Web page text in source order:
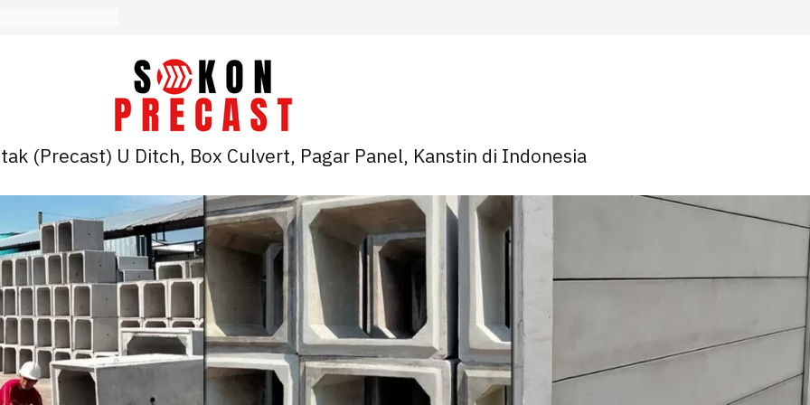
(Precast) U Ditch, Box Culvert, Pagar Panel, Kanstin di Indonesia